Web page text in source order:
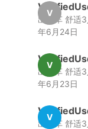
V
出租车 舒适
年6月24日
V
出租车 舒适
年6月23日
V
出租车 舒适